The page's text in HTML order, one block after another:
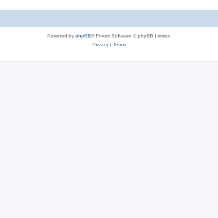
Powered by phpBB® Forum Software © phpBB Limited
Privacy| Terms